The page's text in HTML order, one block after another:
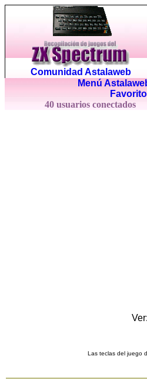
Comunidad Astalaweb
Menú
40 usuarios conectados
Ver:
Las teclas del juego